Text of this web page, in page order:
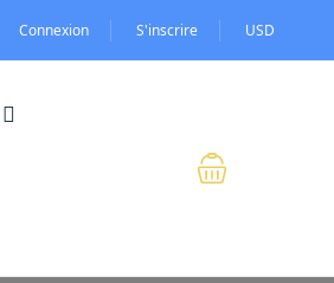
Connexion S'inscrire USD